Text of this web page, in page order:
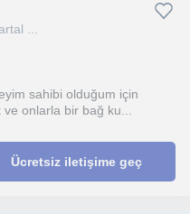
...
sahibi olduğum için
onlarla bir bağ ku...
Ücretsiz iletişime geç